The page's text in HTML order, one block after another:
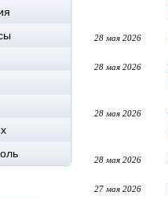
28 мая 2026
28 мая 2026
28 мая 2026
28 мая 2026
27 мая 2026